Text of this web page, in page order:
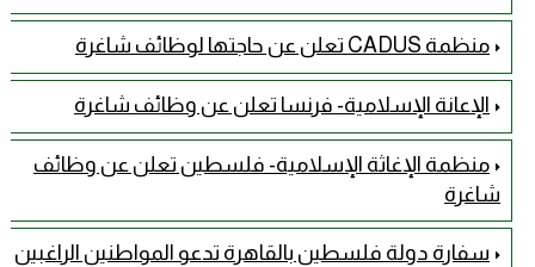
منظمة CADUS تعلن عن حاجتها لوظائف شاغرة
الإعانة الإسلامية- فرنسا تعلن عن وظائف شاغرة
منظمة الإغاثة الإسلامية- فلسطين تعلن عن وظائف
شاغرة
سفارة دولة فلسطين بالقاهرة تدعو المواطنين الراغبين